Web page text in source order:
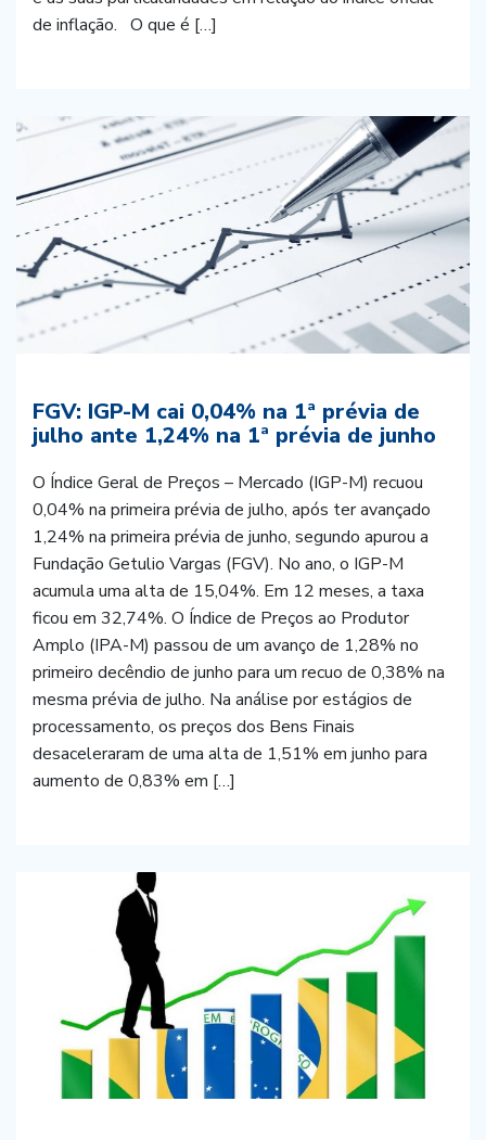
de inflação. O que é […]
FGV: IGP-M cai 0,04% na 1ª prévia de
julho ante 1,24% na 1ª prévia de junho
O Índice Geral de Preços – Mercado (IGP-M) recuou
0,04% na primeira prévia de julho, após ter avançado
1,24% na primeira prévia de junho, segundo apurou a
Fundação Getulio Vargas (FGV). No ano, o IGP-M
acumula uma alta de 15,04%. Em 12 meses, a taxa
ficou em 32,74%. O Índice de Preços ao Produtor
Amplo (IPA-M) passou de um avanço de 1,28% no
primeiro decêndio de junho para um recuo de 0,38% na
mesma prévia de julho. Na análise por estágios de
processamento, os preços dos Bens Finais
desaceleraram de uma alta de 1,51% em junho para
aumento de 0,83% em […]